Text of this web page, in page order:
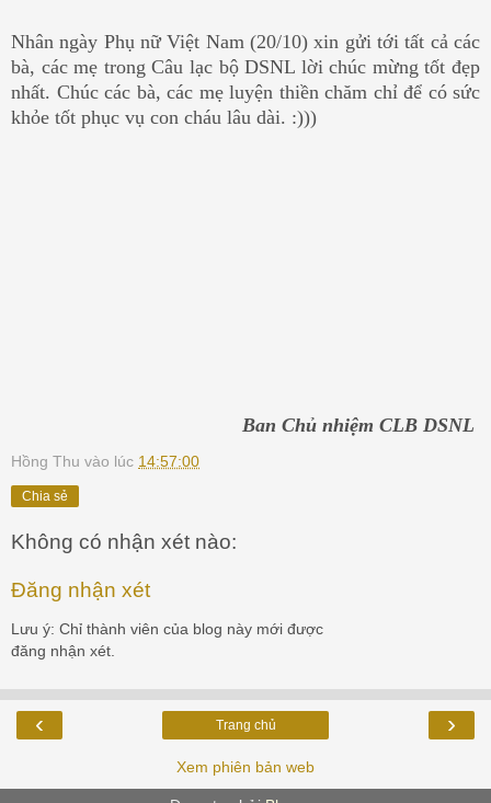
Nhân ngày Phụ nữ Việt Nam (20/10) xin gửi tới tất cả các
bà, các mẹ trong Câu lạc bộ DSNL lời chúc mừng tốt đẹp
nhất. Chúc các bà, các mẹ luyện thiền chăm chỉ để có sức
khỏe tốt phục vụ con cháu lâu dài. :)))
Ban Chủ nhiệm CLB DSNL
Hồng Thu vào lúc 14:57:00
Chia sẻ
Không có nhận xét nào:
Đăng nhận xét
Lưu ý: Chỉ thành viên của blog này mới được
đăng nhận xét.
‹ ›
Trang chủ
Xem phiên bản web